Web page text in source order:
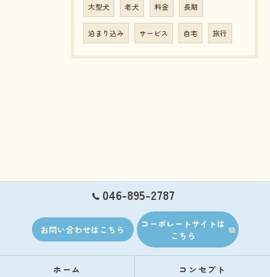
大型犬 老犬 料金 長期
泊まり込み サービス 自宅 旅行
046-895-2787
お問い合わせはこちら
コーポレートサイトは
こちら
ホーム コンセプト